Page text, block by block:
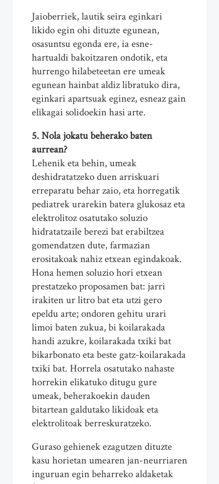
Jaioberriek, lautik seira eginkari
likido egin ohi dituzte egunean,
osasuntsu egonda ere, ia esne-
hartualdi bakoitzaren ondotik, eta
hurrengo hilabeteetan ere umeak
egunean hainbat aldiz libratuko dira,
eginkari apartsuak eginez, esneaz gain
elikagai solidoekin hasi arte.
5. Nola jokatu beherako baten
aurrean?
Lehenik eta behin, umeak
deshidratatzeko duen arriskuari
erreparatu behar zaio, eta horregatik
pediatrek urarekin batera glukosaz eta
elektrolitoz osatutako soluzio
hidratatzaile berezi bat erabiltzea
gomendatzen dute, farmazian
erositakoak nahiz etxean egindakoak.
Hona hemen soluzio hori etxean
prestatzeko proposamen bat: jarri
irakiten ur litro bat eta utzi gero
epeldu arte; ondoren gehitu urari
limoi baten zukua, bi koilarakada
handi azukre, koilarakada txiki bat
bikarbonato eta beste gatz-koilarakada
txiki bat. Horrela osatutako nahaste
horrekin elikatuko ditugu gure
umeak, beherakoekin dauden
bitartean galdutako likidoak eta
elektrolitoak berreskuratzeko.
Guraso gehienek ezagutzen dituzte
kasu horietan umearen jan-neurriaren
inguruan egin beharreko aldaketak